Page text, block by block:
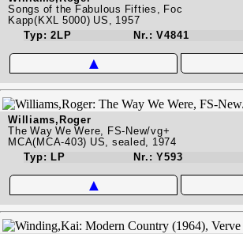
Songs of the Fabulous Fifties, Foc
Kapp(KXL 5000) US, 1957
Typ: 2LP
Nr.: V4841
▲
Williams,Roger
The Way We Were, FS-New/vg+
MCA(MCA-403) US, sealed, 1974
Typ: LP
Nr.: Y593
▲